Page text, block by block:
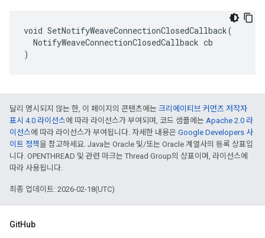
void SetNotifyWeaveConnectionClosedCallback(
  NotifyWeaveConnectionClosedCallback cb
)
달리 명시되지 않는 한, 이 페이지의 콘텐츠에는 크리에이티브 커먼즈 저작자
표시 4.0 라이선스에 따라 라이선스가 부여되며, 코드 샘플에는 Apache 2.0 라
이선스에 따라 라이선스가 부여됩니다. 자세한 내용은 Google Developers 사
이트 정책을 참고하세요. Java는 Oracle 및/또는 Oracle 계열사의 등록 상표입
니다. OPENTHREAD 및 관련 마크는 Thread Group의 상표이며, 라이선스에
따라 사용됩니다.
최종 업데이트: 2026-02-18(UTC)
GitHub